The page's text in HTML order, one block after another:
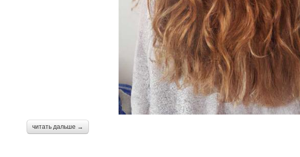
читать дальше →